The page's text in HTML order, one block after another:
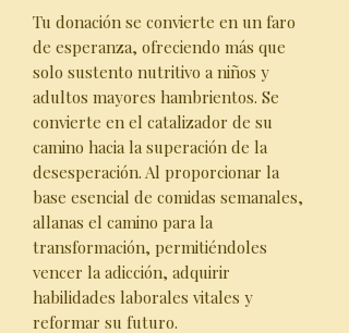
Tu donación se convierte en un faro
de esperanza, ofreciendo más que
solo sustento nutritivo a niños y
adultos mayores hambrientos. Se
convierte en el catalizador de su
camino hacia la superación de la
desesperación. Al proporcionar la
base esencial de comidas semanales,
allanas el camino para la
transformación, permitiéndoles
vencer la adicción, adquirir
habilidades laborales vitales y
reformar su futuro.